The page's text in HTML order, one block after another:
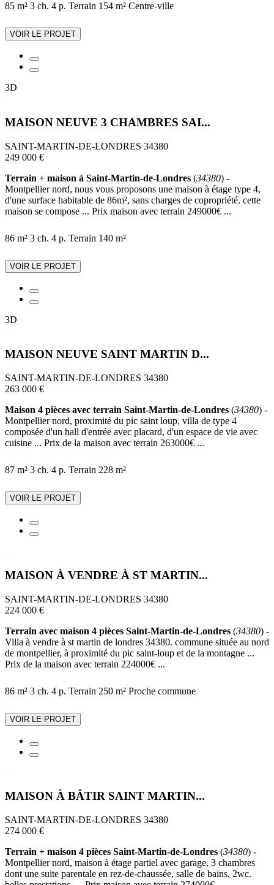
85 m² 3 ch. 4 p. Terrain 154 m² Centre-ville
VOIR LE PROJET
3D
MAISON NEUVE 3 CHAMBRES SAI...
SAINT-MARTIN-DE-LONDRES 34380
249 000 €
Terrain + maison à Saint-Martin-de-Londres (34380) -
Montpellier nord, nous vous proposons une maison à étage type 4,
d'une surface habitable de 86m², sans charges de copropriété. cette
maison se compose ... Prix maison avec terrain 249000€ ...
86 m² 3 ch. 4 p. Terrain 140 m²
VOIR LE PROJET
3D
MAISON NEUVE SAINT MARTIN D...
SAINT-MARTIN-DE-LONDRES 34380
263 000 €
Maison 4 pièces avec terrain Saint-Martin-de-Londres (34380) -
Montpellier nord, proximité du pic saint loup, villa de type 4
composée d'un hall d'entrée avec placard, d'un espace de vie avec
cuisine ... Prix de la maison avec terrain 263000€ ...
87 m² 3 ch. 4 p. Terrain 228 m²
VOIR LE PROJET
MAISON À VENDRE À ST MARTIN...
SAINT-MARTIN-DE-LONDRES 34380
224 000 €
Terrain avec maison 4 pièces Saint-Martin-de-Londres (34380) -
Villa à vendre à st martin de londres 34380. commune située au nord
de montpellier, à proximité du pic saint-loup et de la montagne ...
Prix de la maison avec terrain 224000€ ...
86 m² 3 ch. 4 p. Terrain 250 m² Proche commune
VOIR LE PROJET
MAISON À BÂTIR SAINT MARTIN...
SAINT-MARTIN-DE-LONDRES 34380
274 000 €
Terrain + maison 4 pièces Saint-Martin-de-Londres (34380) -
Montpellier nord, maison à étage partiel avec garage, 3 chambres
dont une suite parentale en rez-de-chaussée, salle de bains, 2wc.